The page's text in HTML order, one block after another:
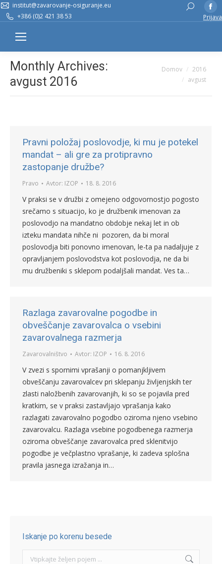
institut@zavarovanje-osiguranje.eu
+386 (0)2 421 38 53
Search:
Prijava
Monthly Archives:
avgust 2016
You are here:
Domov
2016
avgust
Pravni položaj poslovodje, ki mu je potekel
mandat – ali gre za protipravno
zastopanje družbe?
Pravo Avtor: IZOP 18. 8. 2016
V praksi se v družbi z omejeno odgovornostjo pogosto
srečamo s situacijo, ko je družbenik imenovan za
poslovodjo na mandatno obdobje nekaj let in ob
izteku mandata nihče ni pozoren, da bi moral
poslovodja biti ponovno imenovan, le-ta pa nadaljuje z
opravljanjem poslovodstva kot poslovodja, ne da bi
mu družbeniki s sklepom podaljšali mandat. Ves ta…
Razlaga zavarovalne pogodbe in
obveščanje zavarovalca o vsebini
zavarovalnega razmerja
Zavarovalništvo Avtor: IZOP 16. 8. 2016
V zvezi s spornimi vprašanji o pomanjkljivem
obveščanju zavarovalcev pri sklepanju življenjskih ter
zlasti naložbenih zavarovanjih, ki so se pojavila pred
kratkim, se v praksi zastavljajo vprašanja kako
razlagati zavarovalno pogodbo oziroma njeno vsebino
zavarovalcu. Razlaga vsebine pogodbenega razmerja
oziroma obveščanje zavarovalca pred sklenitvijo
pogodbe je večplastno vprašanje, ki zadeva splošna
pravila jasnega izražanja in…
Iskanje po korenu besede
Search: